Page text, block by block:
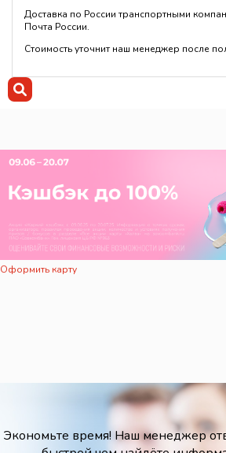
Доставка по России транспортными
Почта России.
Стоимость уточнит наш менеджер после
Оформить карту
Экономьте время! Наш менеджер